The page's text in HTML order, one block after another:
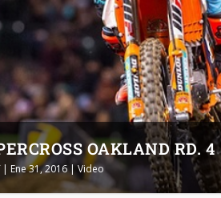
OAKLAND RD. 4
| Ene 31, 2016| Video